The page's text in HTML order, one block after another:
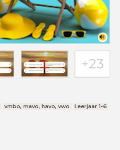
vmbo, mavo, havo, vwo Leerjaar 1-6